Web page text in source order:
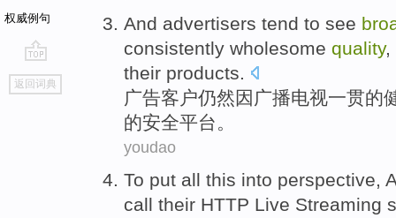
权威例句
go
top
返回词典
And advertisers tend to see
consistently wholesome quality,
their products
广告客户仍然因 广播电视一贯的
的安全平台 。
youdao
To put all this into perspective,
call their HTTP Live Streaming